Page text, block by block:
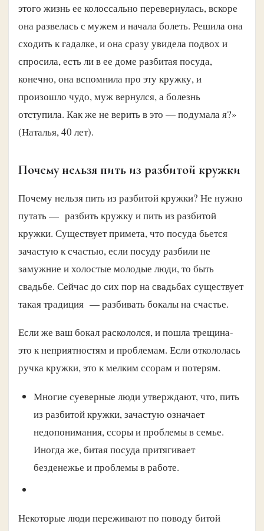
этого жизнь ее колоссально перевернулась, вскоре
она развелась с мужем и начала болеть. Решила она
сходить к гадалке, и она сразу увидела подвох и
спросила, есть ли в ее доме разбитая посуда,
конечно, она вспомнила про эту кружку, и
произошло чудо, муж вернулся, а болезнь
отступила. Как же не верить в это — подумала я?»
(Наталья, 40 лет).
Почему нельзя пить из разбитой кружки
Почему нельзя пить из разбитой кружки? Не нужно
путать — разбить кружку и пить из разбитой
кружки. Существует примета, что посуда бьется
зачастую к счастью, если посуду разбили не
замужние и холостые молодые люди, то быть
свадьбе. Сейчас до сих пор на свадьбах существует
такая традиция — разбивать бокалы на счастье.
Если же ваш бокал раскололся, и пошла трещина-
это к неприятностям и проблемам. Если откололась
ручка кружки, это к мелким ссорам и потерям.
Многие суеверные люди утверждают, что, пить
из разбитой кружки, зачастую означает
недопонимания, ссоры и проблемы в семье.
Иногда же, битая посуда притягивает
безденежье и проблемы в работе.
Некоторые люди переживают по поводу битой